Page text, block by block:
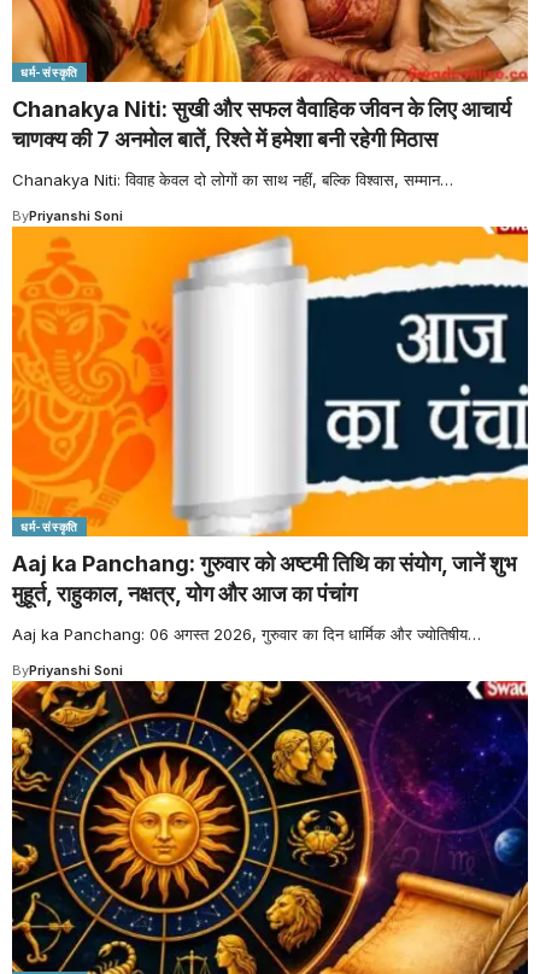
धर्म-संस्कृति
Chanakya Niti: सुखी और सफल वैवाहिक जीवन के लिए आचार्य
चाणक्य की 7 अनमोल बातें, रिश्ते में हमेशा बनी रहेगी मिठास
Chanakya Niti: विवाह केवल दो लोगों का साथ नहीं, बल्कि विश्वास, सम्मान…
ByPriyanshi Soni
धर्म-संस्कृति
Aaj ka Panchang: गुरुवार को अष्टमी तिथि का संयोग, जानें शुभ
मुहूर्त, राहुकाल, नक्षत्र, योग और आज का पंचांग
Aaj ka Panchang: 06 अगस्त 2026, गुरुवार का दिन धार्मिक और ज्योतिषीय…
ByPriyanshi Soni